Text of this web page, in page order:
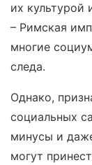
их
– Римская
многие
следа.
Однако,
социальных
минусы и
могут